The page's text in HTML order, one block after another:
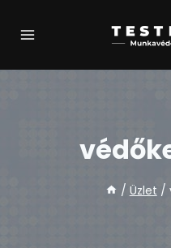
/ Üzlet /